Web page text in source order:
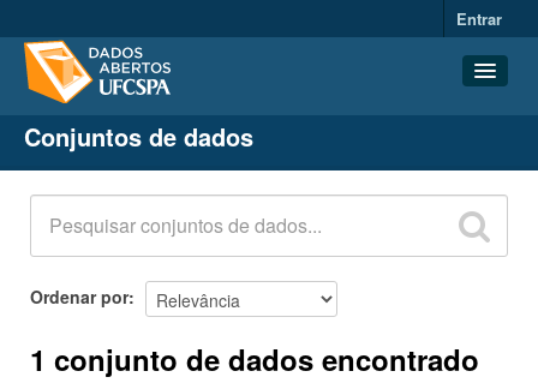
Entrar
Conjuntos de dados
Organizações
Grupos
Sobre
Conjuntos de dados
Ordenar por
1 conjunto de dados encontrado